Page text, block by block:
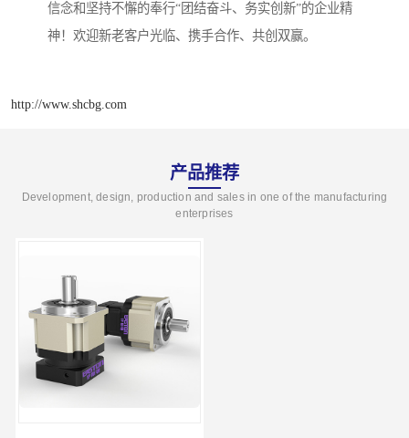
信念和坚持不懈的奉行“团结奋斗、务实创新”的企业精
神！欢迎新老客户光临、携手合作、共创双赢。
http://www.shcbg.com
产品推荐
Development, design, production and sales in one of the manufacturing
enterprises